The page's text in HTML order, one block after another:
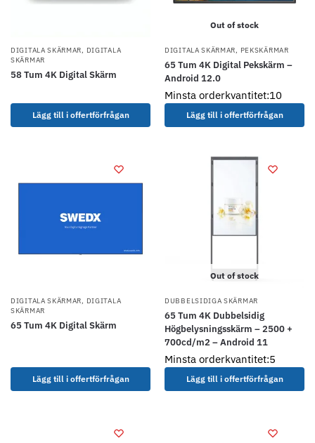
DIGITALA SKÄRMAR, DIGITALA
SKÄRMAR
58 Tum 4K Digital Skärm
Lägg till i offertförfrågan
Out of stock
DIGITALA SKÄRMAR, PEKSKÄRMAR
65 Tum 4K Digital Pekskärm –
Android 12.0
Minsta orderkvantitet:10
Lägg till i offertförfrågan
DIGITALA SKÄRMAR, DIGITALA
SKÄRMAR
65 Tum 4K Digital Skärm
Lägg till i offertförfrågan
Out of stock
DUBBELSIDIGA SKÄRMAR
65 Tum 4K Dubbelsidig
Högbelysningsskärm – 2500 +
700cd/m2 – Android 11
Minsta orderkvantitet:5
Lägg till i offertförfrågan